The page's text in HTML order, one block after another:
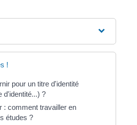
!
pour un titre d'identité
d'identité...) ?
: comment travailler en
études ?